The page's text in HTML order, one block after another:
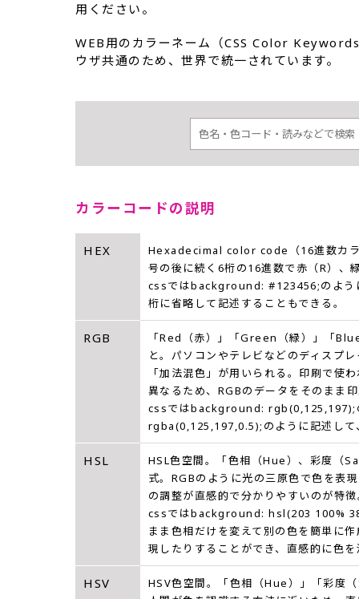
用ください。
WEB用のカラーネーム（CSS Color
ウザ共通のため、世界で統一されています。
カラーコードの説明
HEX
Hexadecimal color code（16進数カラ
号の後に続く6桁の16進数で赤（R）、
cssではbackground: #123456;のよう
桁に省略して記述することもできる。
RGB
「Red（赤）」「Green（緑）」「
と。パソコンやテレビなどのディスプ
「加法混色」が用いられる。印刷で使
異なるため、RGBのデータをそのまま
cssではbackground: rgb(0,125,197);
rgba(0,125,197,0.5);のように記述し
HSL
HSL色空間。「色相（Hue）、彩度（
式。RGBのように光の三原色で色を表
の調整が直感的で分かりやすいのが特
cssではbackground: hsl(203 100%
まま色相だけを変えて別の色を簡単に
現したりすることができ、直感的に色
HSV
HSV色空間。「色相（Hue）」「彩度